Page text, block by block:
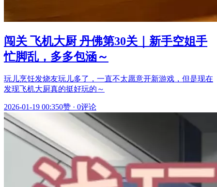
闯关 飞机大厨 丹佛第30关｜新手空姐手
忙脚乱，多多包涵～
玩儿烹饪发烧友玩儿多了，一直不太愿意开新游戏，但是现在
发现飞机大厨真的挺好玩的～
2026-01-19 00:350赞 · 0评论